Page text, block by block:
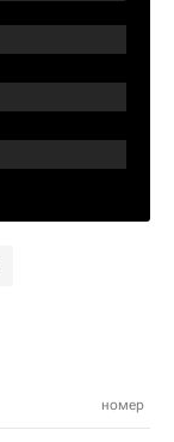
номер